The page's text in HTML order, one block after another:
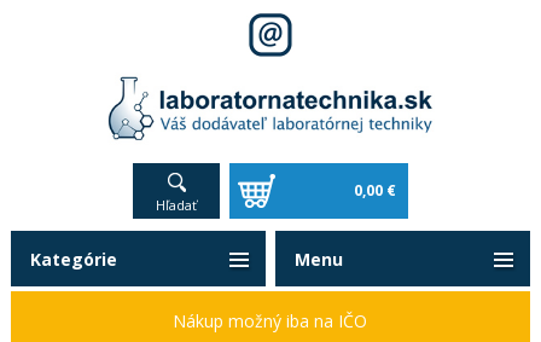
Hľadať
0,00 €
Kategórie
Nákup možný iba na IČO
Menu